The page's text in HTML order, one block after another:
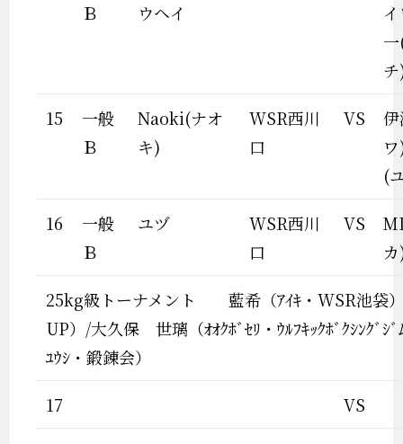
Ｂ
ウヘイ
15
一般
Ｂ
Naoki(ナオ
キ)
WSR西川
口
VS
(
16
一般
Ｂ
ユヅ
WSR西川
口
VS
25kg級トーナメント 藍希（ｱｲｷ・WSR池袋
UP）/大久保 世璃（ｵｵｸﾎﾞｾﾘ・ｳﾙﾌｷｯｸﾎﾞｸｼﾝｸﾞｼ
ﾕｳｼ・鍛錬会）
17 VS